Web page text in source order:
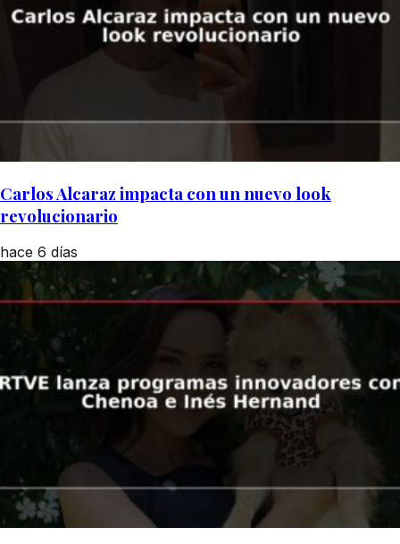
Carlos Alcaraz impacta con un nuevo look
revolucionario
hace 6 días